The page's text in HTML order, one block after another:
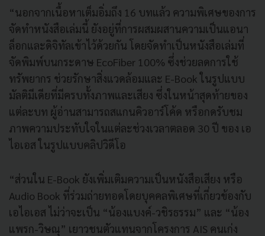
“นอกจากเนื้อหาเต็มอิ่มถึง 16 บทแล้ว ความพิเศษของการ
จัดทำหนังสือเล่มนี้ ยังอยู่ที่การผสมผสานความเป็นแอนา
ล็อกและดิจิทัลเข้าไว้ด้วยกัน โดยจัดทำเป็นหนังสือเล่มที่
จัดพิมพ์บนกระดาษ EcoFiber 100% ซึ่งช่วยลดการใช้
ทรัพยากร ช่วยรักษาสิ่งแวดล้อมและ E-Book ในรูปแบบ
มัลติมีเดียที่มีครบทั้งภาพและเสียง ซึ่งในหน้าสุดท้ายของ
แต่ละบท ผู้อ่านสามารถสแกนคิวอาร์โค้ด หรือกดรับชม
ภาพความประทับใจในแต่ละช่วงเวลาตลอด 30 ปี ของ เอ
ไอเอส ในรูปแบบคลิปวิดีโอ
“ส่วนใน E-Book ยังเพิ่มเติมความเป็นหนังสือเสียง หรือ
Audio Book ที่ร่วมถ่ายทอดโดยบุคคลพิเศษที่เกี่ยวข้องกับ
เอไอเอส ไม่ว่าจะเป็น “น้องแบงค์-วชิรธรรม” และ “น้อง
แพรก-วิษณุ” เยาวชนตัวแทนจากโครงการ AIS คนเก่ง